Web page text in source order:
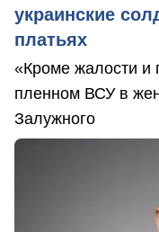
украинские
платьях
«Кроме жалости и
пленном ВСУ в
Залужного